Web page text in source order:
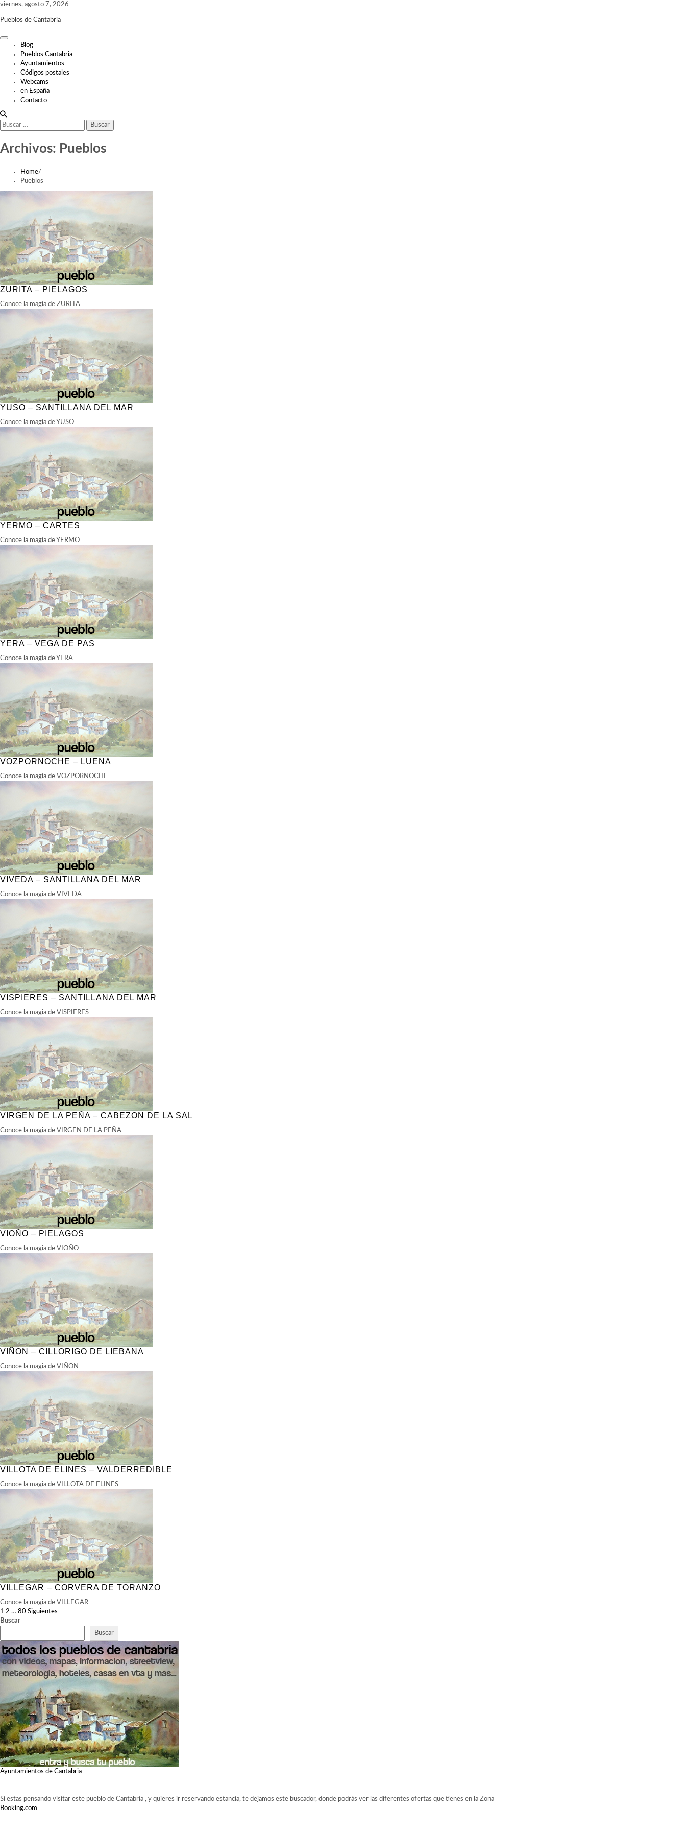
Skip
content
viernes, agosto 7, 2026
Pueblos de Cantabria
Blog
Pueblos Cantabria
Ayuntamientos
Códigos postales
Webcams
en España
Contacto
Buscar:
Archivos: Pueblos
Home
Pueblos
ZURITA – PIELAGOS
Conoce la magia de ZURITA
YUSO – SANTILLANA DEL MAR
Conoce la magia de YUSO
YERMO – CARTES
Conoce la magia de YERMO
YERA – VEGA DE PAS
Conoce la magia de YERA
VOZPORNOCHE – LUENA
Conoce la magia de VOZPORNOCHE
VIVEDA – SANTILLANA DEL MAR
Conoce la magia de VIVEDA
VISPIERES – SANTILLANA DEL MAR
Conoce la magia de VISPIERES
VIRGEN DE LA PEÑA – CABEZON DE LA SAL
Conoce la magia de VIRGEN DE LA PEÑA
VIOÑO – PIELAGOS
Conoce la magia de VIOÑO
VIÑON – CILLORIGO DE LIEBANA
Conoce la magia de VIÑON
VILLOTA DE ELINES – VALDERREDIBLE
Conoce la magia de VILLOTA DE ELINES
VILLEGAR – CORVERA DE TORANZO
Conoce la magia de VILLEGAR
PAGINACIÓN
DE
ENTRADAS
1 2 … 80 Siguientes
Buscar
Buscar
Ayuntamientos de Cantabria
Si estas pensando visitar este pueblo de Cantabria , y quieres ir reservando estancia, te dejamos este buscador, donde podrás ver las diferentes ofertas que tienes en la Zona
Booking.com